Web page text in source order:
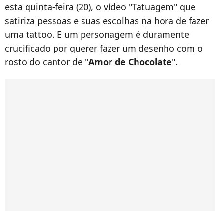
esta quinta-feira (20), o vídeo "Tatuagem" que
satiriza pessoas e suas escolhas na hora de fazer
uma tattoo. E um personagem é duramente
crucificado por querer fazer um desenho com o
rosto do cantor de "Amor de Chocolate".